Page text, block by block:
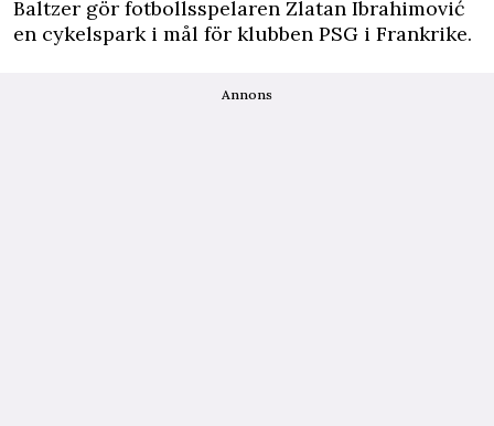
Baltzer gör fotbollsspelaren Zlatan Ibrahimović
en cykelspark i mål för klubben PSG i Frankrike.
Annons